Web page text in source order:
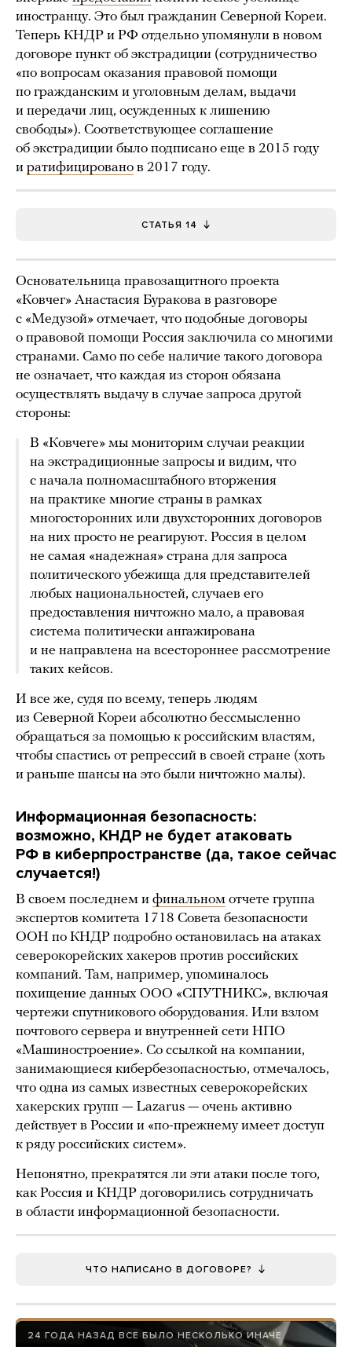
иностранцу. Это был гражданин Северной Кореи.
Теперь КНДР и РФ отдельно упомянули в новом
договоре пункт об экстрадиции (сотрудничество
«по вопросам оказания правовой помощи
по гражданским и уголовным делам, выдачи
и передачи лиц, осужденных к лишению
свободы»). Соответствующее соглашение
об экстрадиции было подписано еще в 2015 году
и ратифицировано в 2017 году.
СТАТЬЯ 14
Основательница правозащитного проекта
«Ковчег» Анастасия Буракова в разговоре
с «Медузой» отмечает, что подобные договоры
о правовой помощи Россия заключила со многими
странами. Само по себе наличие такого договора
не означает, что каждая из сторон обязана
осуществлять выдачу в случае запроса другой
стороны:
В «Ковчеге» мы мониторим случаи реакции
на экстрадиционные запросы и видим, что
с начала полномасштабного вторжения
на практике многие страны в рамках
многосторонних или двухсторонних договоров
на них просто не реагируют. Россия в целом
не самая «надежная» страна для запроса
политического убежища для представителей
любых национальностей, случаев его
предоставления ничтожно мало, а правовая
система политически ангажирована
и не направлена на всестороннее рассмотрение
таких кейсов.
И все же, судя по всему, теперь людям
из Северной Кореи абсолютно бессмысленно
обращаться за помощью к российским властям,
чтобы спастись от репрессий в своей стране (хоть
и раньше шансы на это были ничтожно малы).
Информационная безопасность:
возможно, КНДР не будет атаковать
РФ в киберпространстве (да, такое сейчас
случается!)
В своем последнем и финальном отчете группа
экспертов комитета 1718 Совета безопасности
ООН по КНДР подробно остановилась на атаках
северокорейских хакеров против российских
компаний. Там, например, упоминалось
похищение данных ООО «СПУТНИКС», включая
чертежи спутникового оборудования. Или взлом
почтового сервера и внутренней сети НПО
«Машиностроение». Со ссылкой на компании,
занимающиеся кибербезопасностью, отмечалось,
что одна из самых известных северокорейских
хакерских групп — Lazarus — очень активно
действует в России и «по-прежнему имеет доступ
к ряду российских систем».
Непонятно, прекратятся ли эти атаки после того,
как Россия и КНДР договорились сотрудничать
в области информационной безопасности.
ЧТО НАПИСАНО В ДОГОВОРЕ?
24 ГОДА НАЗАД ВСЕ БЫЛО НЕСКОЛЬКО ИНАЧЕ